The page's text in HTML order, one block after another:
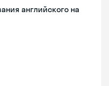
английского на